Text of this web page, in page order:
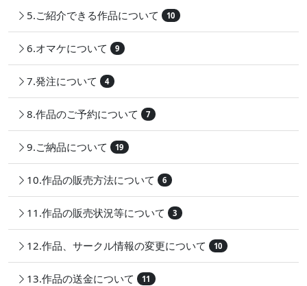
5.ご紹介できる作品について 10
6.オマケについて 9
7.発注について 4
8.作品のご予約について 7
9.ご納品について 19
10.作品の販売方法について 6
11.作品の販売状況等について 3
12.作品、サークル情報の変更について 10
13.作品の送金について 11